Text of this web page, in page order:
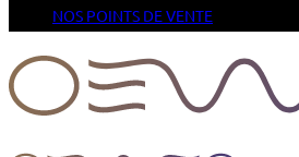
NOS POINTS DE VENTE